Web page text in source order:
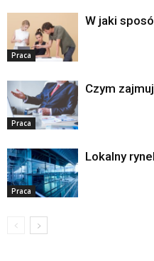
Praca
W jaki
Praca
Czym
Praca
Lokalny